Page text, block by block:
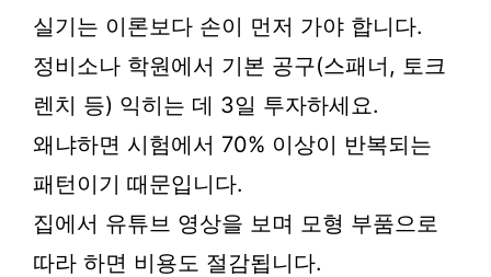
실기는 이론보다 손이 먼저 가야 합니다.
정비소나 학원에서 기본 공구(스패너, 토크
렌치 등) 익히는 데 3일 투자하세요.
왜냐하면 시험에서 70% 이상이 반복되는
패턴이기 때문입니다.
집에서 유튜브 영상을 보며 모형 부품으로
따라 하면 비용도 절감됩니다.